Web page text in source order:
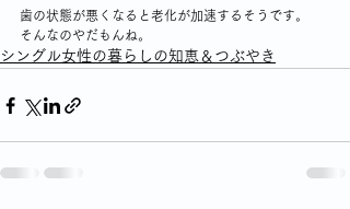
歯の状態が悪くなると老化が加速するそうです。
そんなのやだもんね。
シングル女性の暮らしの知恵＆つぶやき